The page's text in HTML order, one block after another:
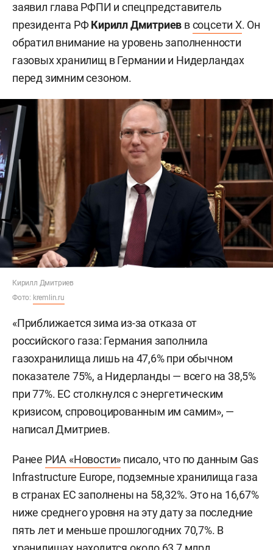
заявил глава РФПИ и спецпредставитель
президента РФКирилл Дмитриев всоцсети X. Он
обратил внимание на уровень заполненности
газовых хранилищ в Германии и Нидерландах
перед зимним сезоном.
Кирилл Дмитриев
Фото: kremlin.ru
«Приближается зима из-за отказа от
российского газа: Германия заполнила
газохранилища лишь на 47,6% при обычном
показателе 75%, а Нидерланды — всего на 38,5%
при 77%. ЕС столкнулся с энергетическим
кризисом, спровоцированным им самим», —
написал Дмитриев.
Ранее РИА «Новости» писало, что по данным Gas
Infrastructure Europe, подземные хранилища газа
в странах ЕС заполнены на 58,32%. Это на 16,67%
ниже среднего уровня на эту дату за последние
пять лет и меньше прошлогодних 70,7%. В